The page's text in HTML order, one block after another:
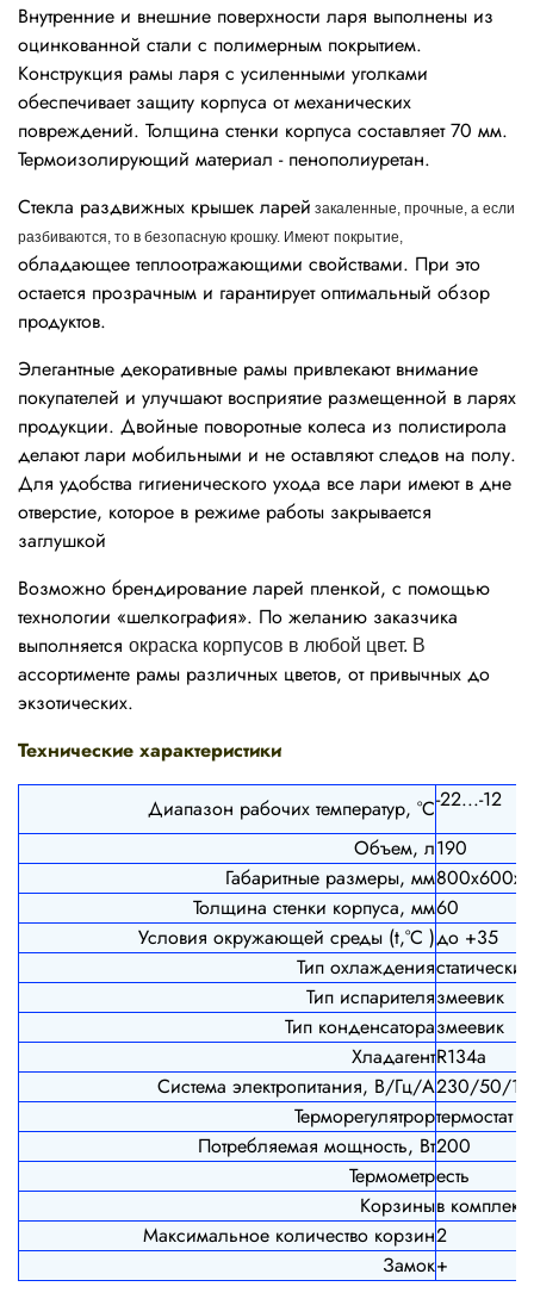
Внутренние и внешние поверхности ларя выполнены из
оцинкованной стали с полимерным покрытием.
Конструкция рамы ларя с усиленными уголками
обеспечивает защиту корпуса от механических
повреждений. Толщина стенки корпуса составляет 70 мм.
Термоизолирующий материал - пенополиуретан.
Стекла раздвижных крышек ларей закаленные, прочные, а если
разбиваются, то в безопасную крошку. Имеют покрытие,
обладающее теплоотражающими свойствами. При это
остается прозрачным и гарантирует оптимальный обзор
продуктов.
Элегантные декоративные рамы привлекают внимание
покупателей и улучшают восприятие размещенной в ларях
продукции. Двойные поворотные колеса из полистирола
делают лари мобильными и не оставляют следов на полу.
Для удобства гигиенического ухода все лари имеют в дне
отверстие, которое в режиме работы закрывается
заглушкой
Возможно брендирование ларей пленкой, с помощью
технологии «шелкография». По желанию заказчика
выполняется окраска корпусов в любой цвет. В
ассортименте рамы различных цветов, от привычных до
экзотических.
Технические характеристики
Диапазон рабочих температур, °C-22...-12
Объем, л190
Габаритные размеры, мм800
Толщина стенки корпуса, мм60
Условия окружающей среды (t,°C )до +35
Тип охлаждениястатический
Тип испарителязмеевик
Тип конденсаторазмеевик
ХладагентR134a
Система электропитания, В/Гц/А230/50/1
Терморегулятрортермостат
Потребляемая мощность, Вт200
Термометресть
Корзиныв
Максимальное количество корзин2
Замок+